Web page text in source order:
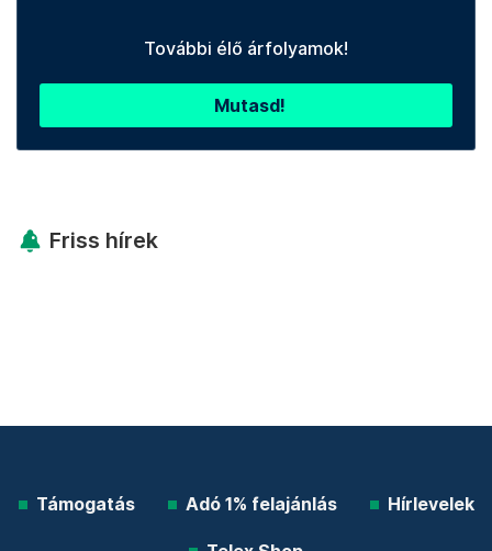
További élő árfolyamok!
Mutasd!
Friss hírek
Támogatás Adó 1% felajánlás Hírlevelek